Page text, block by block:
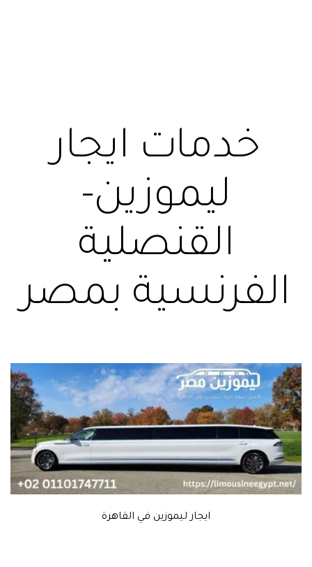
خدمات ايجار
ليموزين-
القنصلية
الفرنسية بمصر
ايجار ليموزين في القاهرة